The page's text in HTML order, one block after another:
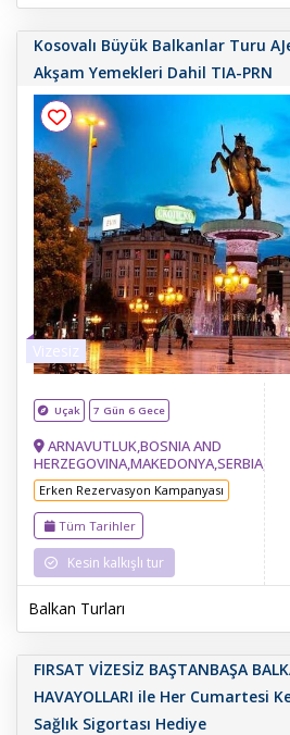
Kosovalı Büyük Balkanlar Turu
Akşam Yemekleri Dahil TIA-PRN
Uçak 7 Gün 6 Gece
Erken Rezervasyon Kampanyası
Tüm Tarihler
Kesin kalkışlı tur
Balkan Turları
FIRSAT VİZESİZ BAŞTANBAŞA
HAVAYOLLARI ile Her Cumartesi
Sağlık Sigortası Hediye